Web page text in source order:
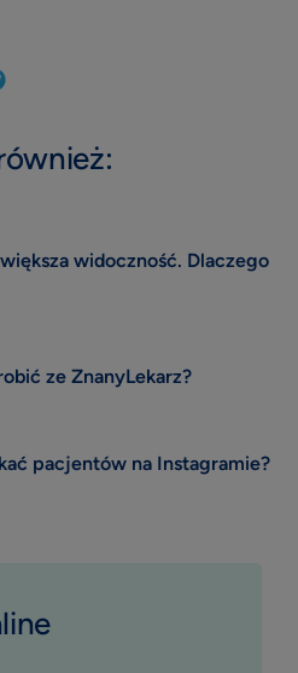
widoczność. Dlaczego
ze ZnanyLekarz?
pacjentów na Instagramie?